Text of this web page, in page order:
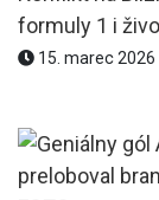
formuly 1 i
15. marec 2026